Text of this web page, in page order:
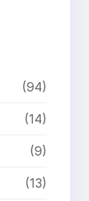
(94)
(14)
(9)
(13)